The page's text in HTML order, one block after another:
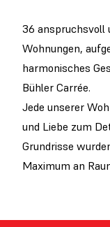
36 anspruchsvoll
Wohnungen,
harmonisches
Bühler Carrée.
Jede unserer
und Liebe zum
Grundrisse
Maximum an